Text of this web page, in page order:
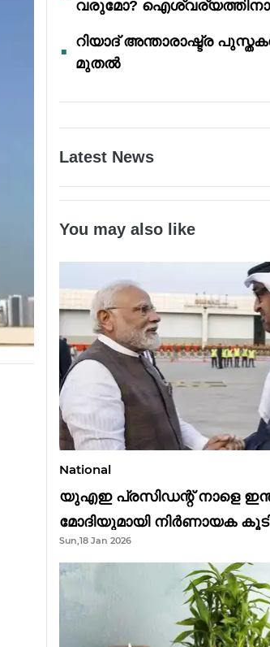
വരുമോ?
റിയാദ് അന്താരാഷ്ട്ര
മുതൽ
Latest News
You may also like
National
യുഎഇ പ്രസിഡന്റ് നാളെ
മോദിയുമായി നിർണായക
Sun,18 Jan 2026